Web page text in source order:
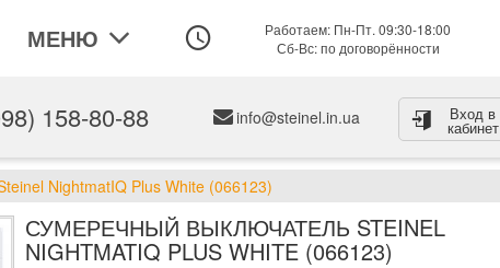
МЕНЮ
Работаем: Пн-Пт. 09:30-18:00
Сб-Вс: по договорённости
158-80-88 info@steinel.in.ua Вход в
кабинет
NightmatIQ Plus White (066123)
СУМЕРЕЧНЫЙ ВЫКЛЮЧАТЕЛЬ STEINEL
NIGHTMATIQ PLUS WHITE (066123)